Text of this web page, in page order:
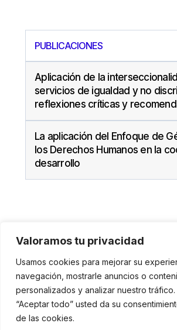
Valoramos tu privacidad
Usamos cookies para mejorar su
navegación, mostrarle anuncios o
personalizados y analizar nuestro
“Aceptar todo” usted da su
de las cookies.
PUBLICACIONES
Aplicación de la
servicios de igualdad y no
reflexiones críticas y
La aplicación del Enfoque de
los Derechos Humanos en la
desarrollo
C. Avinyó 44, 2n | 08002
119 03 72|institut@idhc.org
© Institut de Drets Humans de